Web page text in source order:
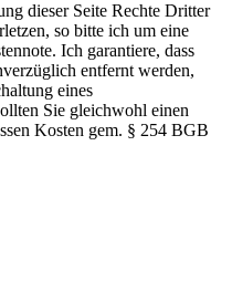
dieser Seite Rechte Dritter
so bitte ich um eine
Ich garantiere, dass
entfernt werden,
eines
Sie gleichwohl einen
Kosten gem. § 254 BGB